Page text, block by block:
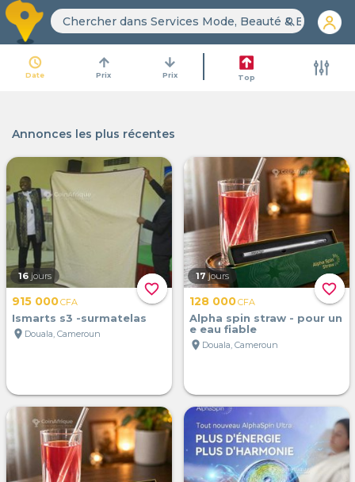
search
access_time
Date
arrow_upward
Prix
arrow_downward
Prix Top
Annonces les plus récentes
favorite_border
16 jours
915 000CFA
Ismarts s3 -surmatelas
location_on Douala, Cameroun
favorite_border
17 jours
128 000CFA
Alpha spin straw - pour un
e eau fiable
location_on Douala, Cameroun